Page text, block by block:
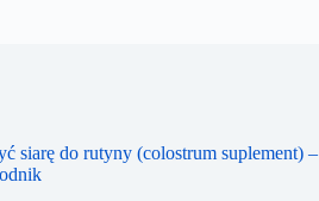
siarę do rutyny (colostrum suplement) –